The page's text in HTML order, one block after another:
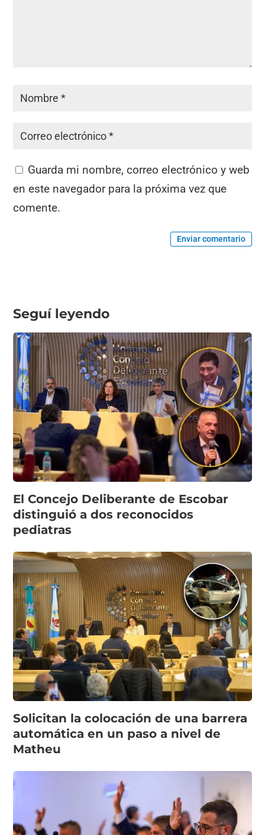
Guarda mi nombre, correo electrónico y web
en este navegador para la próxima vez que
comente.
Enviar comentario
Seguí leyendo
El Concejo Deliberante de Escobar
distinguió a dos reconocidos
pediatras
Solicitan la colocación de una barrera
automática en un paso a nivel de
Matheu